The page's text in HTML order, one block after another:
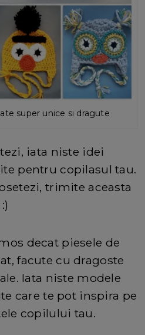
super unice si dragute
iata niste idei
pentru copilasul tau.
trimite aceasta
decat piesele de
facute cu dragoste
Iata niste modele
care te pot inspira pe
copilului tau.